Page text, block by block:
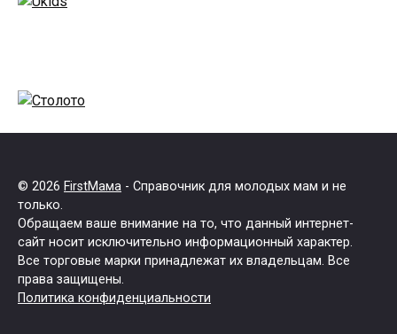
© 2026 FirstМама - Справочник для молодых мам и не
только.
Обращаем ваше внимание на то, что данный интернет-
сайт носит исключительно информационный характер.
Все торговые марки принадлежат их владельцам. Все
права защищены.
Политика конфиденциальности